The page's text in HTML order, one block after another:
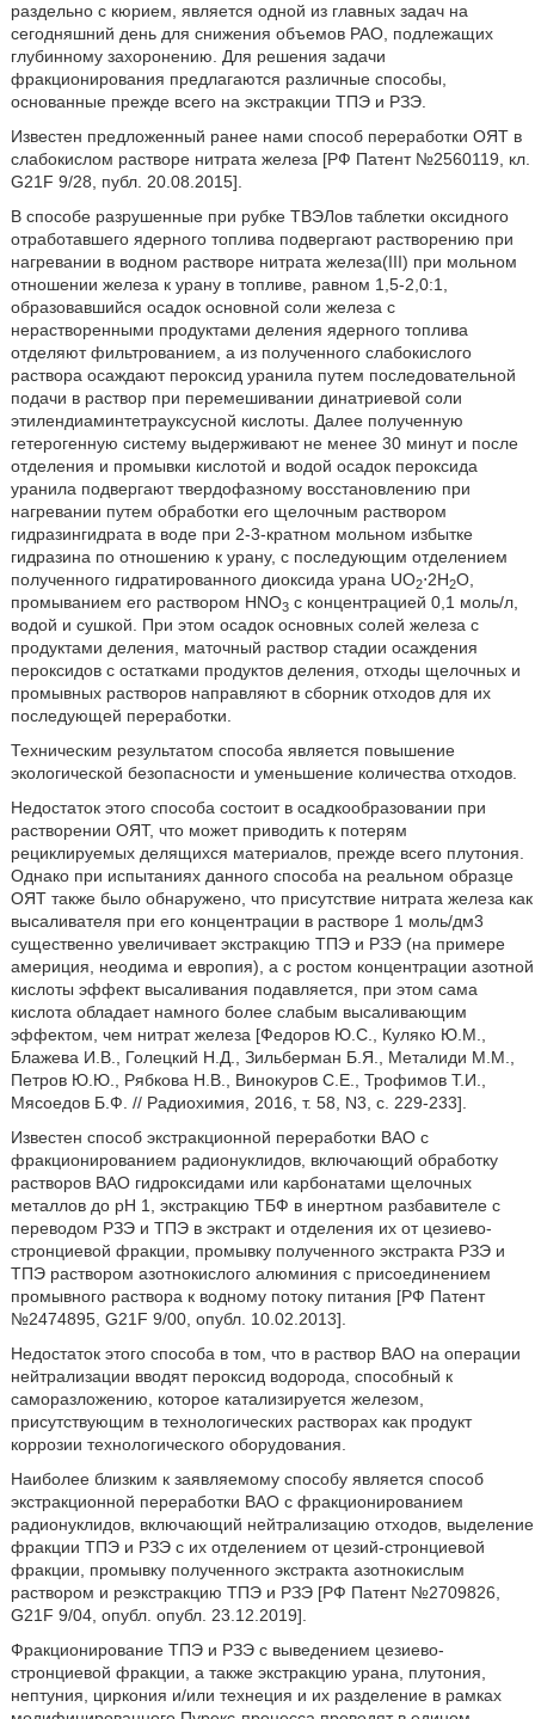
раздельно с кюрием, является одной из главных задач на
сегодняшний день для снижения объемов РАО, подлежащих
глубинному захоронению. Для решения задачи
фракционирования предлагаются различные способы,
основанные прежде всего на экстракции ТПЭ и РЗЭ.
Известен предложенный ранее нами способ переработки ОЯТ в
слабокислом растворе нитрата железа [РФ Патент №2560119, кл.
G21F 9/28, публ. 20.08.2015].
В способе разрушенные при рубке ТВЭЛов таблетки оксидного
отработавшего ядерного топлива подвергают растворению при
нагревании в водном растворе нитрата железа(III) при мольном
отношении железа к урану в топливе, равном 1,5-2,0:1,
образовавшийся осадок основной соли железа с
нерастворенными продуктами деления ядерного топлива
отделяют фильтрованием, а из полученного слабокислого
раствора осаждают пероксид уранила путем последовательной
подачи в раствор при перемешивании динатриевой соли
этилендиаминтетрауксусной кислоты. Далее полученную
гетерогенную систему выдерживают не менее 30 минут и после
отделения и промывки кислотой и водой осадок пероксида
уранила подвергают твердофазному восстановлению при
нагревании путем обработки его щелочным раствором
гидразингидрата в воде при 2-3-кратном мольном избытке
гидразина по отношению к урану, с последующим отделением
полученного гидратированного диоксида урана UO2⋅2H2O,
промыванием его раствором HNO3с концентрацией 0,1 моль/л,
водой и сушкой. При этом осадок основных солей железа с
продуктами деления, маточный раствор стадии осаждения
пероксидов с остатками продуктов деления, отходы щелочных и
промывных растворов направляют в сборник отходов для их
последующей переработки.
Техническим результатом способа является повышение
экологической безопасности и уменьшение количества отходов.
Недостаток этого способа состоит в осадкообразовании при
растворении ОЯТ, что может приводить к потерям
рециклируемых делящихся материалов, прежде всего плутония.
Однако при испытаниях данного способа на реальном образце
ОЯТ также было обнаружено, что присутствие нитрата железа как
высаливателя при его концентрации в растворе 1 моль/дм3
существенно увеличивает экстракцию ТПЭ и РЗЭ (на примере
америция, неодима и европия), а с ростом концентрации азотной
кислоты эффект высаливания подавляется, при этом сама
кислота обладает намного более слабым высаливающим
эффектом, чем нитрат железа [Федоров Ю.С., Куляко Ю.М.,
Блажева И.В., Голецкий Н.Д., Зильберман Б.Я., Металиди М.М.,
Петров Ю.Ю., Рябкова Н.В., Винокуров С.Е., Трофимов Т.И.,
Мясоедов Б.Ф. // Радиохимия, 2016, т. 58, N3, с. 229-233].
Известен способ экстракционной переработки ВАО с
фракционированием радионуклидов, включающий обработку
растворов ВАО гидроксидами или карбонатами щелочных
металлов до рН 1, экстракцию ТБФ в инертном разбавителе с
переводом РЗЭ и ТПЭ в экстракт и отделения их от цезиево-
стронциевой фракции, промывку полученного экстракта РЗЭ и
ТПЭ раствором азотнокислого алюминия с присоединением
промывного раствора к водному потоку питания [РФ Патент
№2474895, G21F 9/00, опубл. 10.02.2013].
Недостаток этого способа в том, что в раствор ВАО на операции
нейтрализации вводят пероксид водорода, способный к
саморазложению, которое катализируется железом,
присутствующим в технологических растворах как продукт
коррозии технологического оборудования.
Наиболее близким к заявляемому способу является способ
экстракционной переработки ВАО с фракционированием
радионуклидов, включающий нейтрализацию отходов, выделение
фракции ТПЭ и РЗЭ с их отделением от цезий-стронциевой
фракции, промывку полученного экстракта азотнокислым
раствором и реэкстракцию ТПЭ и РЗЭ [РФ Патент №2709826,
G21F 9/04, опубл. опубл. 23.12.2019].
Фракционирование ТПЭ и РЗЭ с выведением цезиево-
стронциевой фракции, а также экстракцию урана, плутония,
нептуния, циркония и/или технеция и их разделение в рамках